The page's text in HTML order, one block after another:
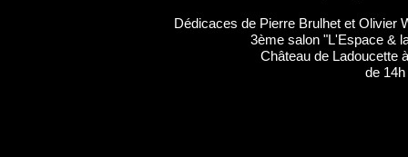
Dédicaces de Pierre Brulhet et Olivier
3ème salon "L'Espace &
Château de Ladoucette
de